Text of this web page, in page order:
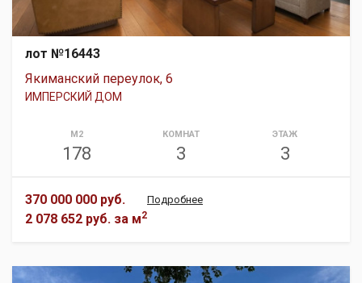
лот №16443
Якиманский переулок, 6
ИМПЕРСКИЙ ДОМ
М2
178
КОМНАТ
3
ЭТАЖ
3
370 000 000 руб.
2 078 652 руб. за м2
Подробнее